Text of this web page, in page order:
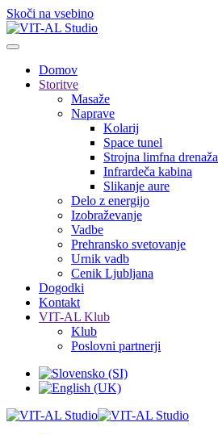
Skoči na vsebino
Domov
Storitve
Masaže
Naprave
Kolarij
Space tunel
Strojna limfna drenaža
Infrardeča kabina
Slikanje aure
Delo z energijo
Izobraževanje
Vadbe
Prehransko svetovanje
Urnik vadb
Cenik Ljubljana
Dogodki
Kontakt
VIT-AL Klub
Klub
Poslovni partnerji